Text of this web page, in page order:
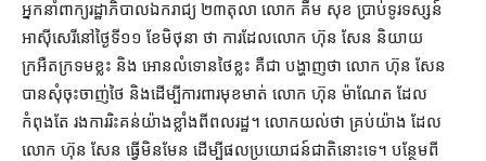
អ្នកនាំពាក្យ​រដ្ឋាភិបាល​ឯករាជ្យ ២៣​តុលា លោក គឹម សុខ ប្រាប់​ទូរទស្សន៍​
អាស៊ីសេរី​នៅ​ថ្ងៃទី​១១ ខែ​មិថុនា ថា ការដែល​លោក ហ៊ុន សែន និយាយ​
ក្រអឺតក្រទម​ខ្លះ និង អោនលំទោន​ថៃ​ខ្លះ គឺជា បង្ហាញថា លោក ហ៊ុន សែន
បាន​សុំ​ចុះចាញ់​ថៃ និង​ដើម្បី​ការពារ​មុខមាត់ លោក ហ៊ុន ម៉ាណែត ដែល​
កំពុងតែ រង​ការរិះគន់​យ៉ាង​ខ្លាំង​ពី​ពលរដ្ឋ។ លោក​យល់​ថា គ្រប់យ៉ាង ដែល​
លោក ហ៊ុន សែន ធ្វើ​មិនមែន ដើម្បី​ផលប្រយោជន៍​ជាតិ​នោះ​ទេ​។ បន្ថែម​ពី​